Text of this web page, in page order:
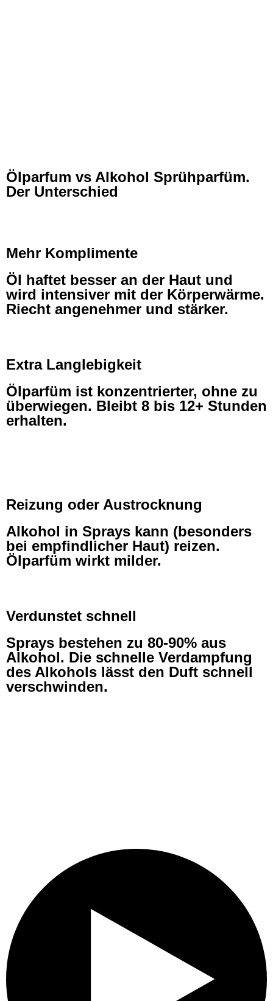
Ölparfum vs Alkohol Sprühparfüm.
Der Unterschied
Mehr Komplimente
Öl haftet besser an der Haut und
wird intensiver mit der Körperwärme.
Riecht angenehmer und stärker.
Extra Langlebigkeit
Ölparfüm ist konzentrierter, ohne zu
überwiegen. Bleibt 8 bis 12+ Stunden
erhalten.
Reizung oder Austrocknung
Alkohol in Sprays kann (besonders
bei empfindlicher Haut) reizen.
Ölparfüm wirkt milder.
Verdunstet schnell
Sprays bestehen zu 80-90% aus
Alkohol. Die schnelle Verdampfung
des Alkohols lässt den Duft schnell
verschwinden.